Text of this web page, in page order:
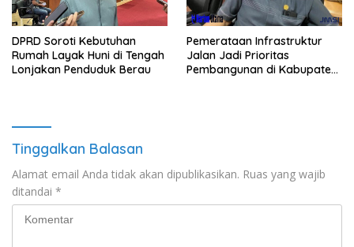
DPRD Soroti Kebutuhan
Rumah Layak Huni di Tengah
Lonjakan Penduduk Berau
Pemerataan Infrastruktur
Jalan Jadi Prioritas
Pembangunan di Kabupaten
Tinggalkan Balasan
Alamat email Anda tidak akan dipublikasikan. Ruas yang wajib
ditandai *